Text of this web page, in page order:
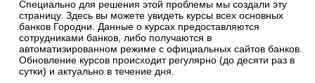
Специально для решения этой проблемы мы создали эту
страницу. Здесь вы можете увидеть курсы всех основных
банков Городни. Данные о курсах предоставляются
сотрудниками банков, либо получаются в
автоматизированном режиме с официальных сайтов банков.
Обновление курсов происходит регулярно (до десяти раз в
сутки) и актуально в течение дня.